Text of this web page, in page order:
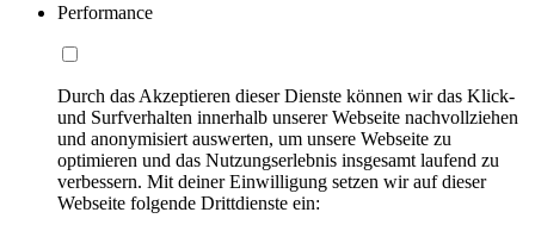
Performance
Durch das Akzeptieren dieser Dienste können wir das Klick-
und Surfverhalten innerhalb unserer Webseite nachvollziehen
und anonymisiert auswerten, um unsere Webseite zu
optimieren und das Nutzungserlebnis insgesamt laufend zu
verbessern. Mit deiner Einwilligung setzen wir auf dieser
Webseite folgende Drittdienste ein: